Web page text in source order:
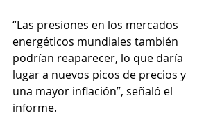
“Las presiones en los mercados
energéticos mundiales también
podrían reaparecer, lo que daría
lugar a nuevos picos de precios y
una mayor inflación”, señaló el
informe.